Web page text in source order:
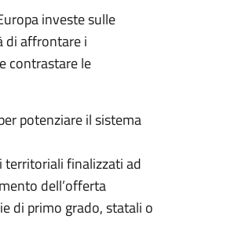
investe sulle
di affrontare i
contrastare le
potenziare il sistema
territoriali finalizzati ad
dell’offerta
di primo grado, statali o